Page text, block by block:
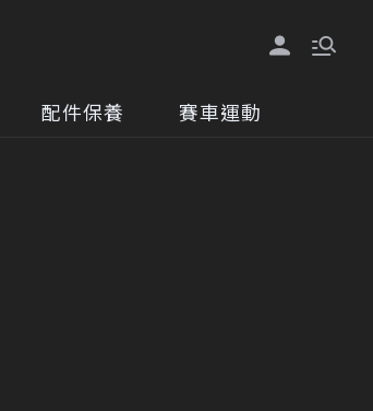
配件保養 賽車運動